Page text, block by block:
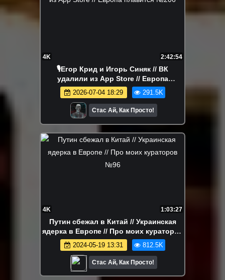
4K 2:42:54
🎙Егор Крид и Игорь Синяк // ВК
удалили из App Store // Европа
плавится №206
2026-07-04 18:29 291.5K
Стас Ай, Как Просто!
4K 1:03:27
Путин сбежал в Китай // Украинская
ядерка в Европе // Про моих кураторов
№96
2024-05-19 13:31 812.5K
Стас Ай, Как Просто!